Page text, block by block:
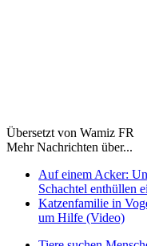
Übersetzt von Wamiz FR
Mehr Nachrichten über...
Auf einem Acker:
Schachtel enthüllen
Katzenfamilie in
um Hilfe (Video)